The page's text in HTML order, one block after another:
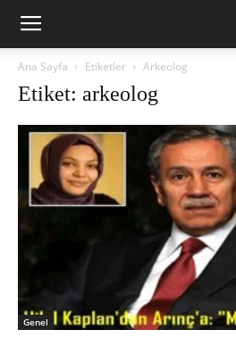
Ana Sayfa Etiketler Arkeolog
Etiket: arkeolog
Genel